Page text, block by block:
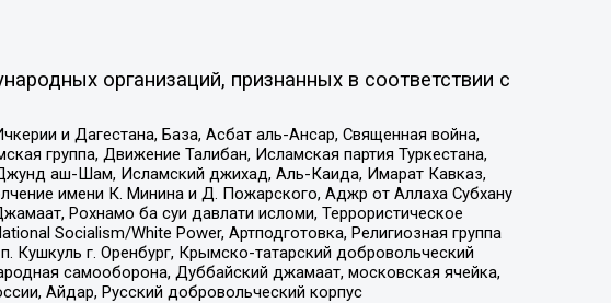
организаций, признанных в соответствии с
и Дагестана, База, Асбат аль-Ансар, Священная война,
группа, Движение Талибан, Исламская партия Туркестана,
аш-Шам, Исламский джихад, Аль-Каида, Имарат Кавказ,
имени К. Минина и Д. Пожарского, Аджр от Аллаха Субхану
Рохнамо ба суи давлати исломи, Террористическое
Socialism/White Power, Артподготовка, Религиозная группа
Кушкуль г. Оренбург, Крымско-татарский добровольческий
самооборона, Дуббайский джамаат, московская ячейка,
Айдар, Русский добровольческий корпус